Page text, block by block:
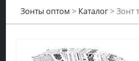
Зонты оптом > Каталог>Зонт